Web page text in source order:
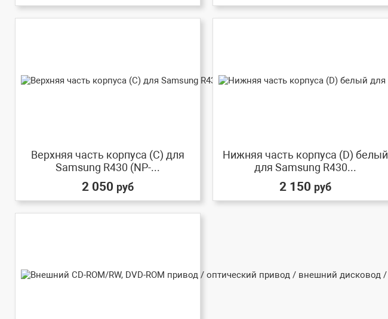
Верхняя часть корпуса (C) для
Samsung R430 (NP-...
2 050 руб
Нижняя часть корпуса (D) белый
для Samsung R430...
2 150 руб